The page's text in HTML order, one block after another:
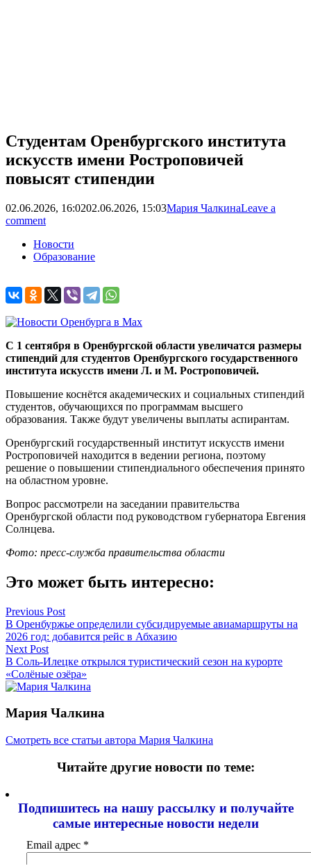
Студентам Оренбургского института
искусств имени Ростроповичей
повысят стипендии
02.06.2026, 16:0202.06.2026, 15:03Мария ЧалкинаLeave a
comment
Новости
Образование
С 1 сентября в Оренбургской области увеличатся размеры
стипендий для студентов Оренбургского государственного
института искусств имени Л. и М. Ростроповичей.
Повышение коснётся академических и социальных стипендий
студентов, обучающихся по программам высшего
образования. Также будут увеличены выплаты аспирантам.
Оренбургский государственный институт искусств имени
Ростроповичей находится в ведении региона, поэтому
решение о повышении стипендиального обеспечения принято
на областном уровне.
Вопрос рассмотрели на заседании правительства
Оренбургской области под руководством губернатора Евгения
Солнцева.
Фото: пресс-служба правительства области
Это может быть интересно:
Навигация
по
записям
Previous Post
В Оренбуржье определили субсидируемые авиамаршруты на
2026 год: добавится рейс в Абхазию
Next Post
В Соль-Илецке открылся туристический сезон на курорте
«Солёные озёра»
Мария Чалкина
Смотреть все статьи автора Мария Чалкина
Читайте другие новости по теме:
Подпишитесь на нашу рассылку и получайте
самые интересные новости недели
Email адрес *